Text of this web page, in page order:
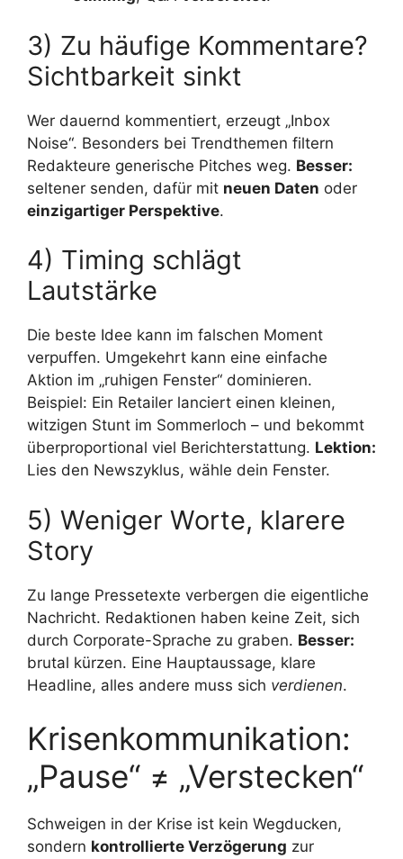
3) Zu häufige Kommentare?
Sichtbarkeit sinkt
Wer dauernd kommentiert, erzeugt „Inbox
Noise“. Besonders bei Trendthemen filtern
Redakteure generische Pitches weg. Besser:
seltener senden, dafür mit neuen Daten oder
einzigartiger Perspektive.
4) Timing schlägt
Lautstärke
Die beste Idee kann im falschen Moment
verpuffen. Umgekehrt kann eine einfache
Aktion im „ruhigen Fenster“ dominieren.
Beispiel: Ein Retailer lanciert einen kleinen,
witzigen Stunt im Sommerloch – und bekommt
überproportional viel Berichterstattung. Lektion:
Lies den Newszyklus, wähle dein Fenster.
5) Weniger Worte, klarere
Story
Zu lange Pressetexte verbergen die eigentliche
Nachricht. Redaktionen haben keine Zeit, sich
durch Corporate-Sprache zu graben. Besser:
brutal kürzen. Eine Hauptaussage, klare
Headline, alles andere muss sich verdienen.
Krisenkommunikation:
„Pause“ ≠ „Verstecken“
Schweigen in der Krise ist kein Wegducken,
sondern kontrollierte Verzögerung zur